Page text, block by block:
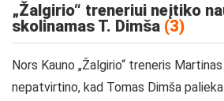
„Žalgirio“ treneriui neįtiko
skolinamas T. Dimša (3)
Nors Kauno „Žalgirio“ treneris
nepatvirtino, kad Tomas Dimša